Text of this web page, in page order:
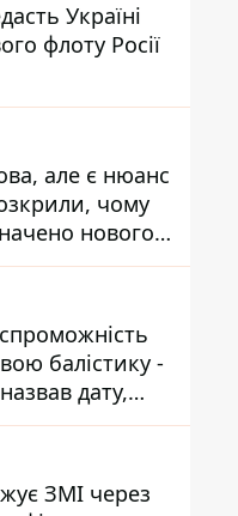
Україні
флоту Росії
але є нюанс
чому
нового
балістику -
дату,
ЗМІ через